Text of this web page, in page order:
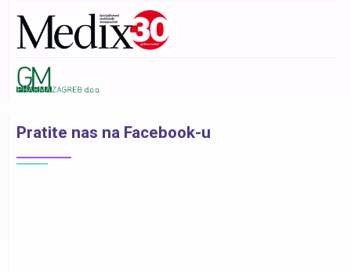
Pratite nas na Facebook-u